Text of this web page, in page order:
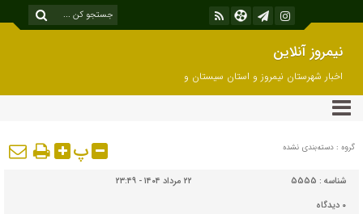
نیمروز آنلاین
اخبار شهرستان نیمروز و استان سیستان و
بلوچستان
گروه : دسته‌بندی نشده پ
شناسه : 5555
۲۲ مرداد ۱۴۰۴ - ۲۳:۴۹
۰ دیدگاه